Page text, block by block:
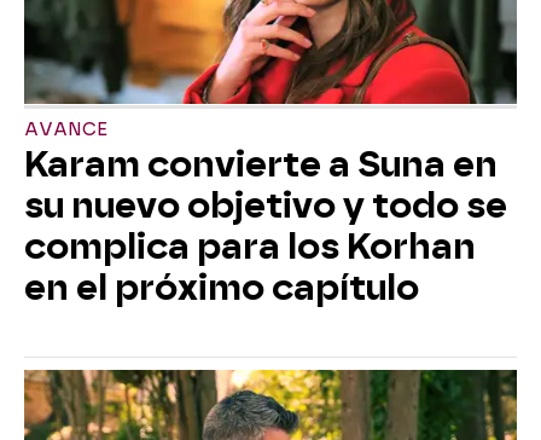
AVANCE
Karam convierte a Suna en
su nuevo objetivo y todo se
complica para los Korhan
en el próximo capítulo